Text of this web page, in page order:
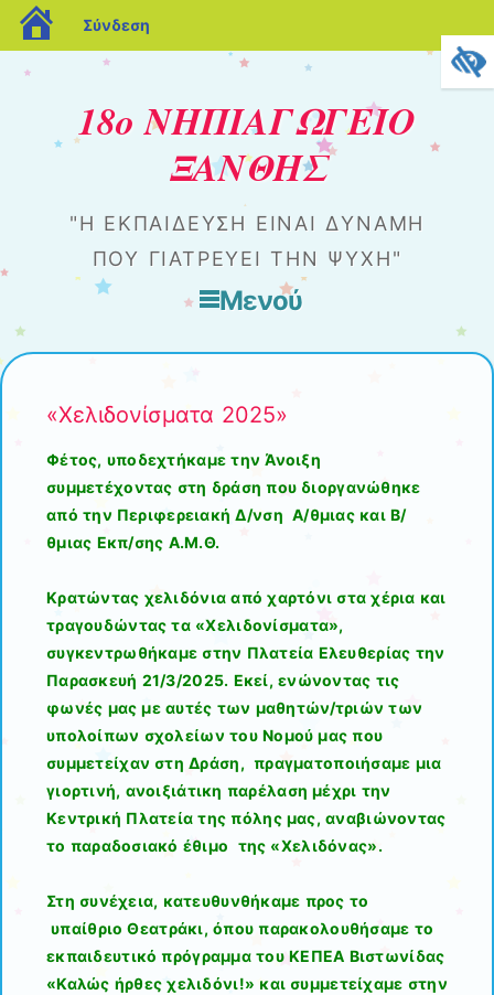
blogs.sch.gr
Σύνδεση
18ο ΝΗΠΙΑΓΩΓΕΙΟ
ΞΑΝΘΗΣ
"Η ΕΚΠΑΊΔΕΥΣΗ ΕΊΝΑΙ ΔΎΝΑΜΗ
ΠΟΥ ΓΙΑΤΡΕΎΕΙ ΤΗΝ ΨΥΧΉ"
Μενού
Μετάβαση στο περιεχόμενο
«Χελιδονίσματα 2025»
Φέτος, υποδεχτήκαμε την Άνοιξη
συμμετέχοντας στη δράση που διοργανώθηκε
από την Περιφερειακή Δ/νση Α/θμιας και Β/
θμιας Εκπ/σης Α.Μ.Θ.
Κρατώντας χελιδόνια από χαρτόνι στα χέρια και
τραγουδώντας τα «Χελιδονίσματα»,
συγκεντρωθήκαμε στην Πλατεία Ελευθερίας την
Παρασκευή 21/3/2025. Εκεί, ενώνοντας τις
φωνές μας με αυτές των μαθητών/τριών των
υπολοίπων σχολείων του Νομού μας που
συμμετείχαν στη Δράση, πραγματοποιήσαμε μια
γιορτινή, ανοιξιάτικη παρέλαση μέχρι την
Κεντρική Πλατεία της πόλης μας, αναβιώνοντας
το παραδοσιακό έθιμο της «Χελιδόνας».
Στη συνέχεια, κατευθυνθήκαμε προς το
υπαίθριο Θεατράκι, όπου παρακολουθήσαμε το
εκπαιδευτικό πρόγραμμα του ΚΕΠΕΑ Βιστωνίδας
«Καλώς ήρθες χελιδόνι!» και συμμετείχαμε στην